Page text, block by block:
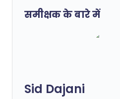
समीक्षक के बारे में
Sid Dajani